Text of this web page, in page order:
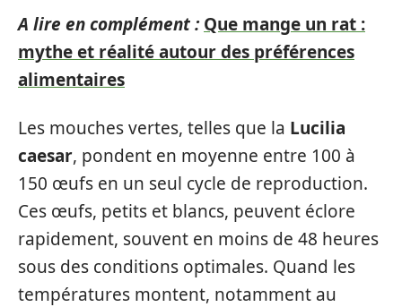
A lire en complément : Que mange un rat :
mythe et réalité autour des préférences
alimentaires
Les mouches vertes, telles que la Lucilia
caesar, pondent en moyenne entre 100 à
150 œufs en un seul cycle de reproduction.
Ces œufs, petits et blancs, peuvent éclore
rapidement, souvent en moins de 48 heures
sous des conditions optimales. Quand les
températures montent, notamment au